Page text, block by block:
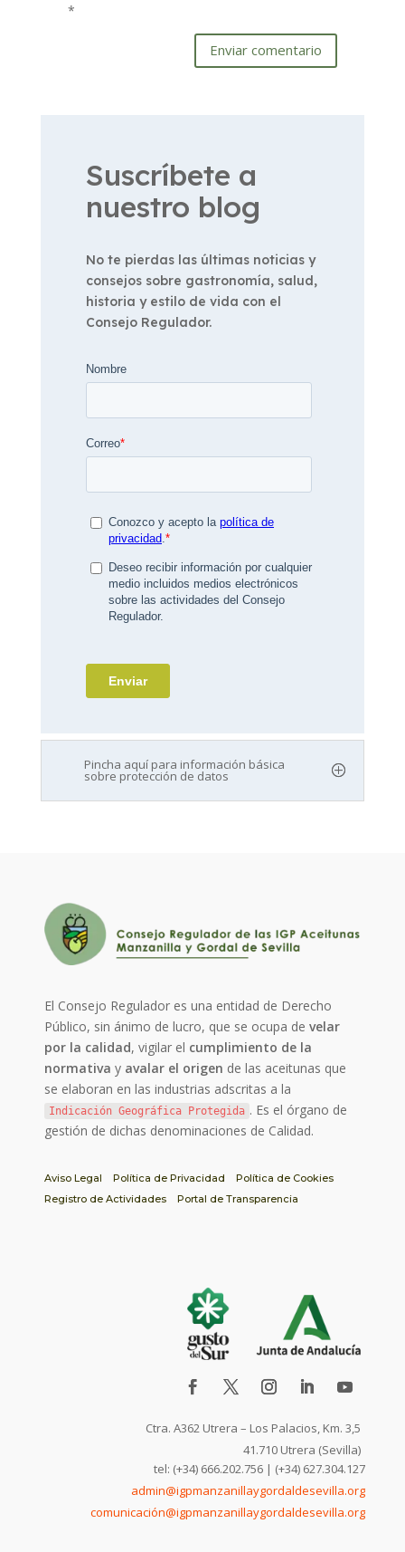
*
Enviar comentario
Suscríbete a
nuestro blog
No te pierdas las últimas noticias y
consejos sobre gastronomía, salud,
historia y estilo de vida con el
Consejo Regulador.
Pincha aquí para información básica
sobre protección de datos
El Consejo Regulador es una entidad de Derecho
Público, sin ánimo de lucro, que se ocupa develar
por la calidad, vigilar el cumplimiento de la
normativa y avalar el origen de las aceitunas que
se elaboran en las industrias adscritas a la
Indicación Geográfica Protegida . Es el órgano de
gestión de dichas denominaciones de Calidad.
Aviso Legal Política de Privacidad
Política de Cookies
Registro de Actividades
Portal de Transparencia
Ctra. A362 Utrera – Los Palacios, Km. 3,5
41.710 Utrera (Sevilla)
tel: (+34) 666.202.756 | (+34) 627.304.127
admin@igpmanzanillaygordaldesevilla.org
comunicación@igpmanzanillaygordaldesevilla.org